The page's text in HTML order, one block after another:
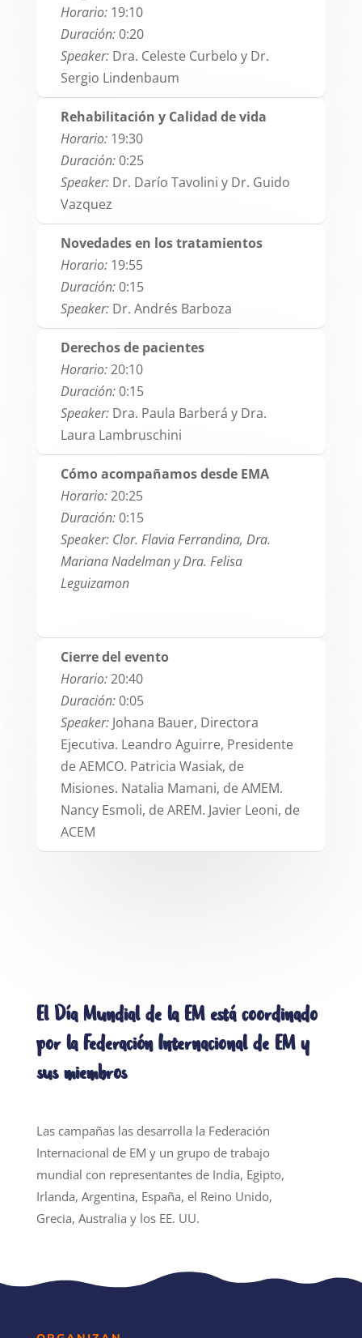
Horario:19:10
Duración:0:20
Speaker:Dra. Celeste Curbelo y Dr.
Sergio Lindenbaum
Rehabilitación y Calidad de vida
Horario:19:30
Duración:0:25
Speaker:Dr. Darío Tavolini y Dr. Guido
Vazquez
Novedades en los tratamientos
Horario:19:55
Duración:0:15
Speaker:Dr. Andrés Barboza
Derechos de pacientes
Horario:20:10
Duración:0:15
Speaker:Dra. Paula Barberá y Dra.
Laura Lambruschini
Cómo acompañamos desde EMA
Horario:20:25
Duración:0:15
Speaker: Clor. Flavia Ferrandina, Dra.
Mariana Nadelman y Dra. Felisa
Leguizamon
Cierre del evento
Horario:20:40
Duración:0:05
Speaker:Johana Bauer, Directora
Ejecutiva. Leandro Aguirre, Presidente
de AEMCO. Patricia Wasiak, de
Misiones. Natalia Mamani, de AMEM.
Nancy Esmoli, de AREM. Javier Leoni, de
ACEM
El Día Mundial de la EM está coordinado
por la Federación Internacional de EM y
sus miembros
Las campañas las desarrolla la Federación
Internacional de EM y un grupo de trabajo
mundial con representantes de India, Egipto,
Irlanda, Argentina, España, el Reino Unido,
Grecia, Australia y los EE. UU.